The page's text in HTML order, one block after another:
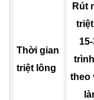
Thời gian
triệt lông
Rút
theo